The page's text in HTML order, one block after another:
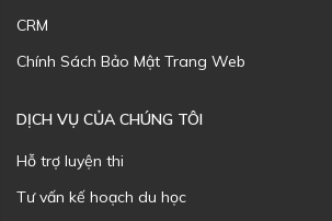
CRM
Chính Sách Bảo Mật Trang Web
DỊCH VỤ CỦA CHÚNG TÔI
Hỗ trợ luyện thi
Tư vấn kế hoạch du học